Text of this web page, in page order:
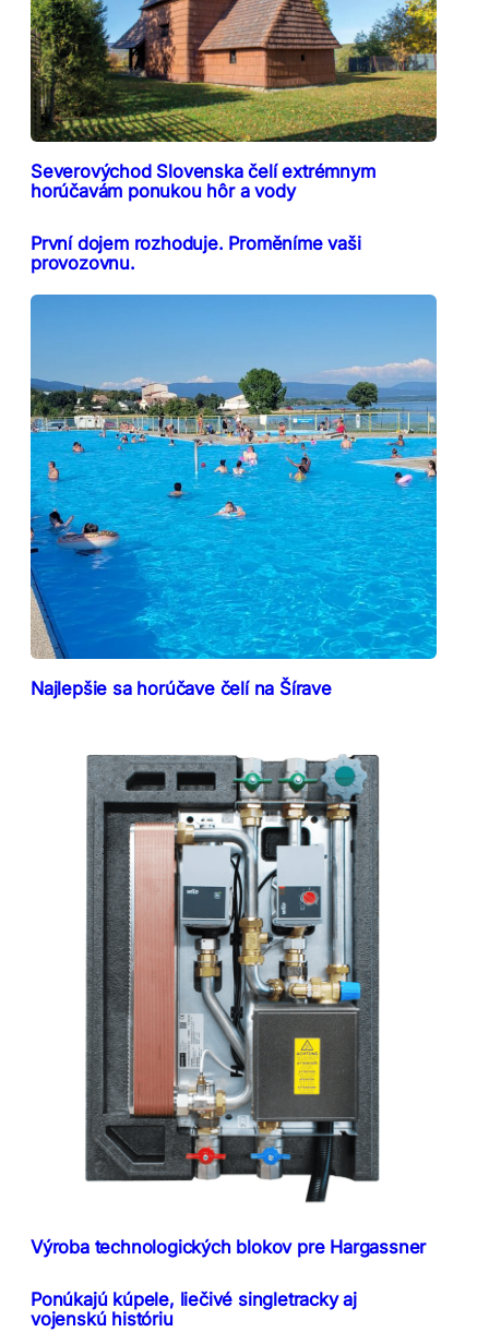
Severovýchod Slovenska čelí extrémnym
horúčavám ponukou hôr a vody
První dojem rozhoduje. Proměníme vaši
provozovnu.
Najlepšie sa horúčave čelí na Šírave
Výroba technologických blokov pre Hargassner
Ponúkajú kúpele, liečivé singletracky aj
vojenskú históriu